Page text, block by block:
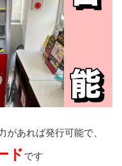
があれば発行可能で、
ド です